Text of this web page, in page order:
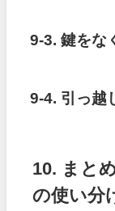
9-3. 鍵をな
9-4. 引っ越
10. まと
の使い分